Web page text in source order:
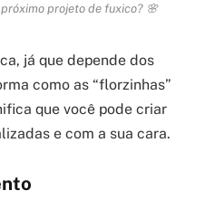
projeto de fuxico? 🌸
já que depende dos
como as “florzinhas”
que você pode criar
e com a sua cara.